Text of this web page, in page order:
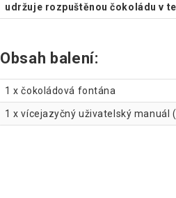
udržuje rozpuštěnou čokoládu v
Obsah balení:
1 x čokoládová fontána
1 x vícejazyčný uživatelský manuál